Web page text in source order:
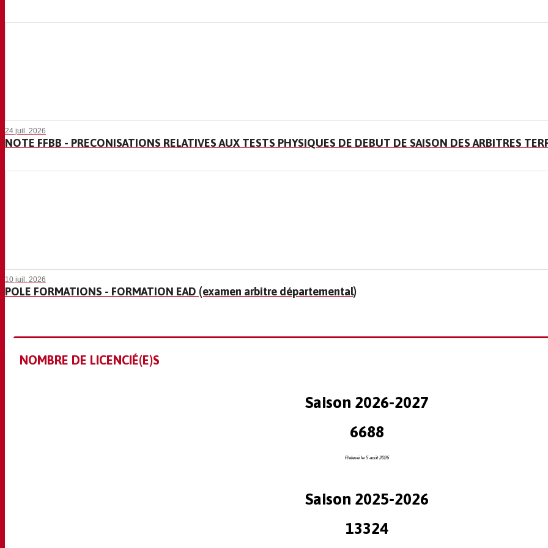
24 juil. 2026
NOTE FFBB - PRECONISATIONS RELATIVES AUX TESTS PHYSIQUES DE DEBUT DE SAISON DES ARBITRES
10 juil. 2026
POLE FORMATIONS - FORMATION EAD (examen arbitre départemental)
NOMBRE DE LICENCIÉ(E)S
Saison 2026-2027
6688
Relevé le 5 août 2026
Saison 2025-2026
13324